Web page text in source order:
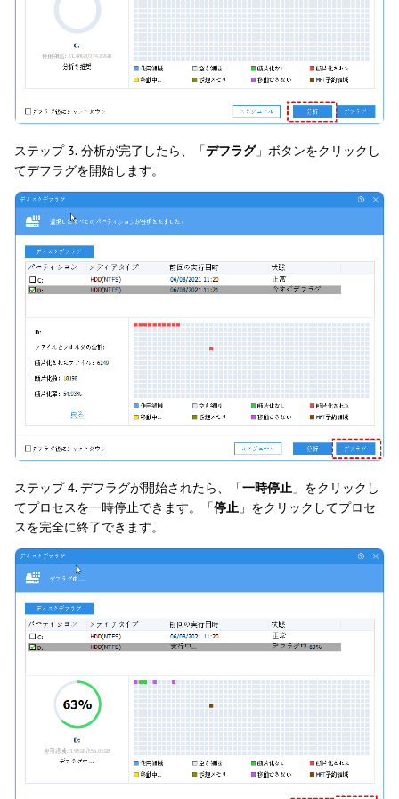
ステップ 3. 分析が完了したら、「デフラグ」ボタンをクリックし
てデフラグを開始します。
ステップ 4. デフラグが開始されたら、「一時停止 」をクリックし
てプロセスを一時停止できます。「停止 」をクリックしてプロセ
スを完全に終了できます。